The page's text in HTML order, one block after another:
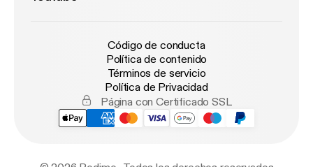
Código de conducta
Política de contenido
Términos de servicio
Política de Privacidad
Página con Certificado SSL